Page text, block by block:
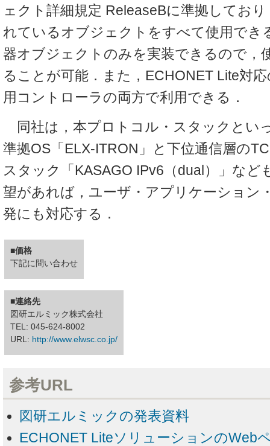
ェクト詳細規定 ReleaseBに準拠してお
れているオブジェクトをすべて使用でき
器オブジェクトのみを実装できるので，
ることが可能．また，ECHONET Lite対
用コントローラの両方で利用できる．
同社は，本プロトコル・スタックとい
準拠OS「ELX-ITRON」と下位通信層の
スタック「KASAGO IPv6（dual）」など
望があれば，ユーザ・アプリケーション
発にも対応する．
■価格
下記に問い合わせ
■連絡先
図研エルミック株式会社
TEL: 045-624-8002
URL: http://www.elwsc.co.jp/
参考URL
図研エルミックの発表資料
ECHONET LiteソリューションのWeb